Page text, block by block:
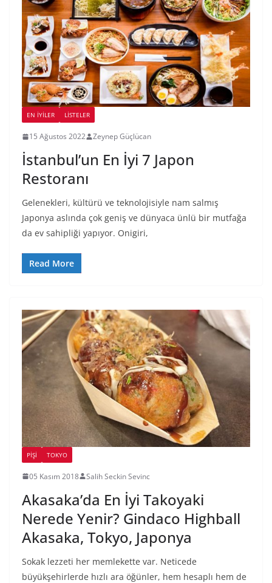
EN İYILER LİSTELER
15 Ağustos 2022 Zeynep Güçlücan
İstanbul’un En İyi 7 Japon
Restoranı
Gelenekleri, kültürü ve teknolojisiyle nam salmış
Japonya aslında çok geniş ve dünyaca ünlü bir mutfağa
da ev sahipliği yapıyor. Onigiri,
Read More
PIŞI TOKYO
05 Kasım 2018 Salih Seckin Sevinc
Akasaka’da En İyi Takoyaki
Nerede Yenir? Gindaco Highball
Akasaka, Tokyo, Japonya
Sokak lezzeti her memlekette var. Neticede
büyükşehirlerde hızlı ara öğünler, hem hesaplı hem de